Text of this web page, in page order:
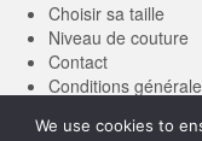
Choisir sa taille
Niveau de couture
Contact
Conditions
We use cookies to